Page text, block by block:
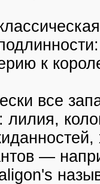
к
все
лилия,
—